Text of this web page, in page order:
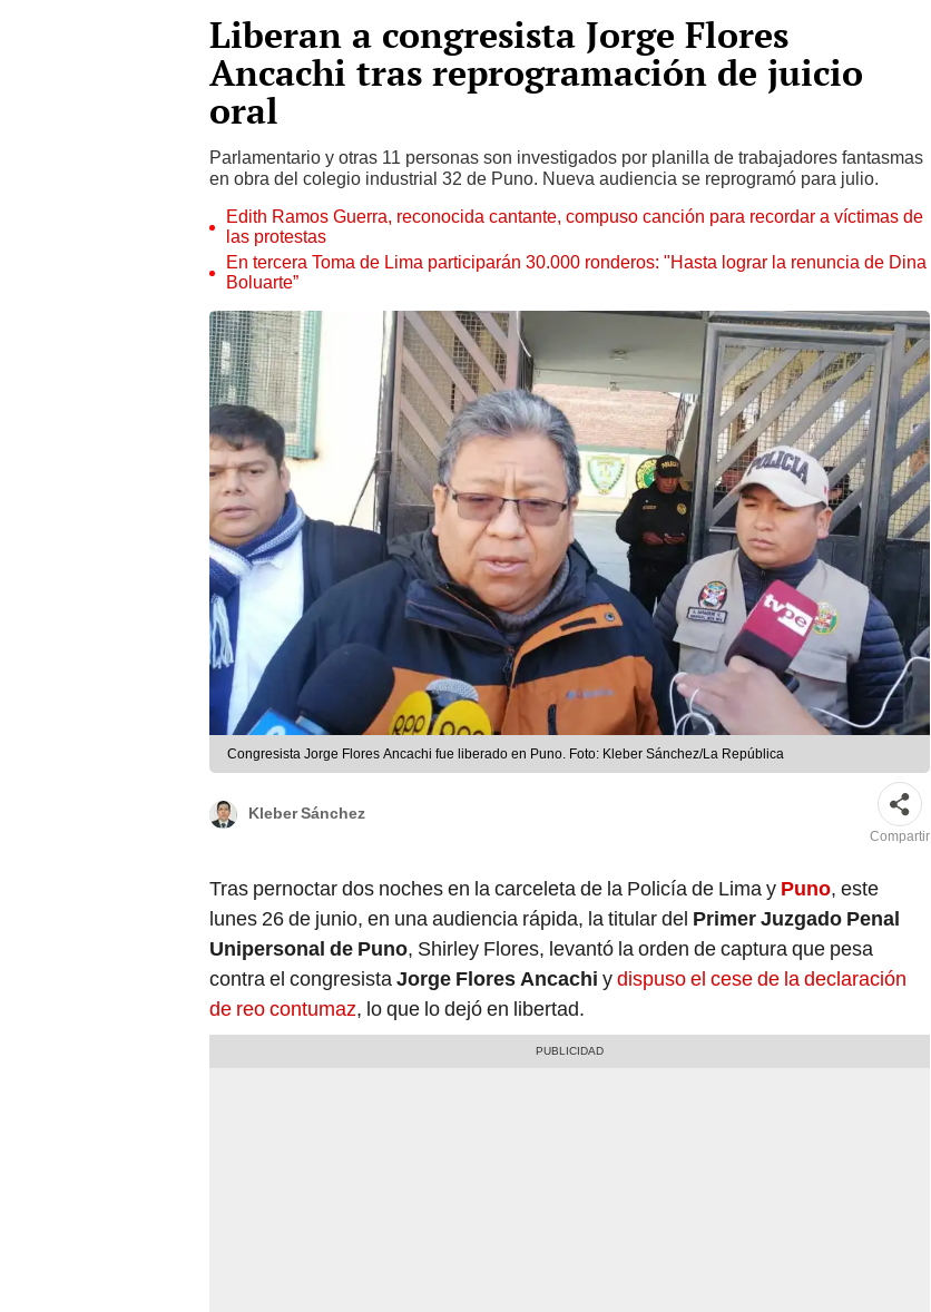
Liberan a congresista Jorge Flores
Ancachi tras reprogramación de juicio
oral
Parlamentario y otras 11 personas son investigados por planilla de trabajadores fantasmas
en obra del colegio industrial 32 de Puno. Nueva audiencia se reprogramó para julio.
Edith Ramos Guerra, reconocida cantante, compuso canción para recordar a víctimas de
las protestas
En tercera Toma de Lima participarán 30.000 ronderos: "Hasta lograr la renuncia de Dina
Boluarte”
Congresista Jorge Flores Ancachi fue liberado en Puno. Foto: Kleber Sánchez/La República
Kleber Sánchez
Compartir
Tras pernoctar dos noches en la carceleta de la Policía de Lima y Puno, este
lunes 26 de junio, en una audiencia rápida, la titular del Primer Juzgado Penal
Unipersonal de Puno, Shirley Flores, levantó la orden de captura que pesa
contra el congresistaJorge Flores Ancachi ydispuso el cese de la declaración
de reo contumaz, lo que lo dejó en libertad.